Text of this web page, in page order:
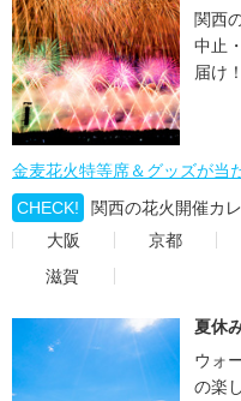
関西
中止
届け！
金麦花火特等席＆グッズが当
CHECK!
関西の花火開催カ
大阪
京都
滋賀
夏休
ウォ
の楽